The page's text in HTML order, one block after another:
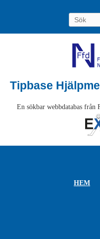
Tipbase
En sökbar webbdatabas från
HEM